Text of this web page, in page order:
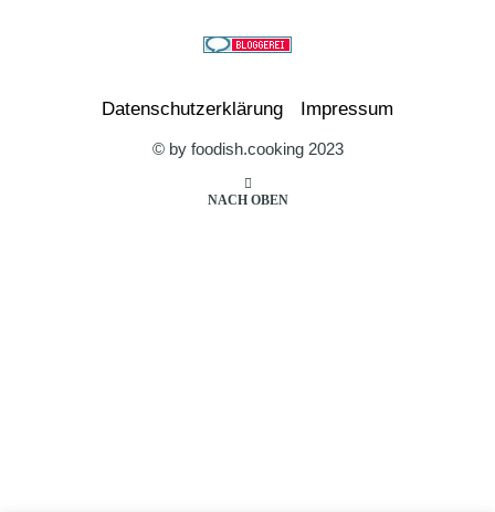
Datenschutzerklärung Impressum
© by foodish.cooking 2023
NACH OBEN